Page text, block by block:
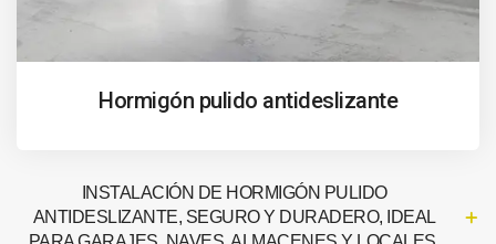
Hormigón pulido antideslizante
INSTALACIÓN DE HORMIGÓN PULIDO
ANTIDESLIZANTE, SEGURO Y DURADERO, IDEAL